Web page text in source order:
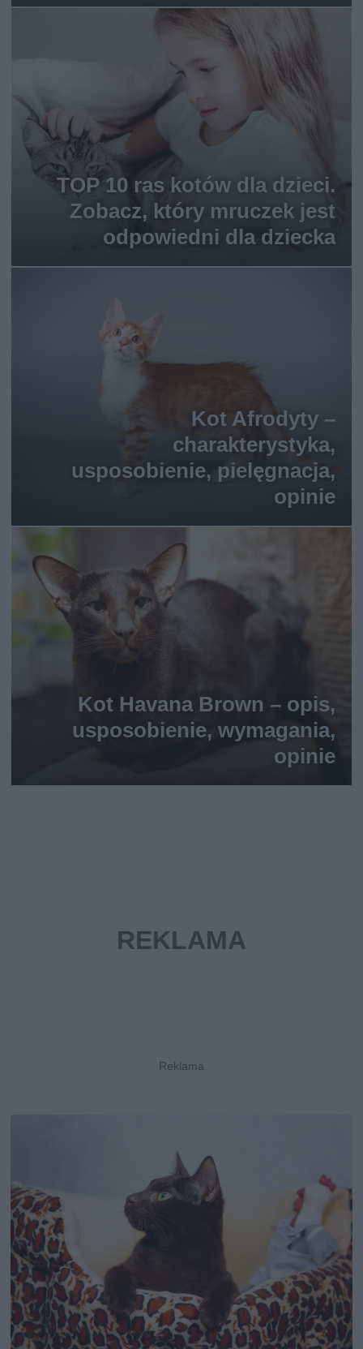
TOP 10 ras kotów dla dzieci.
Zobacz, który mruczek jest
odpowiedni dla dziecka
Kot Afrodyty –
charakterystyka,
usposobienie, pielęgnacja,
opinie
Kot Havana Brown – opis,
usposobienie, wymagania,
opinie